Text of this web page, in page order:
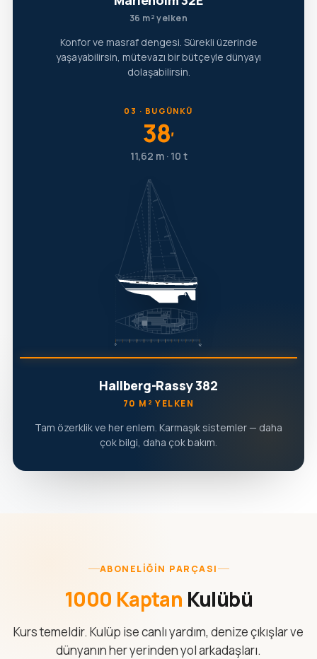
36 m² yelken
Konfor ve masraf dengesi. Sürekli üzerinde
yaşayabilirsin, mütevazı bir bütçeyle dünyayı
dolaşabilirsin.
03 · BUGÜNKÜ
38′
11,62 m · 10 t
Hallberg-Rassy 382
70 M² YELKEN
Tam özerklik ve her enlem. Karmaşık sistemler — daha
çok bilgi, daha çok bakım.
ABONELIĞIN PARÇASI
1000 Kaptan Kulübü
Kurs temeldir. Kulüp ise canlı yardım, denize çıkışlar ve
dünyanın her yerinden yol arkadaşları.